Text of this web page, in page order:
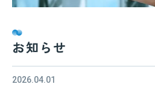
お知らせ
2026.04.01